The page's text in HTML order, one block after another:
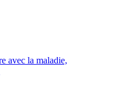
avec la maladie,